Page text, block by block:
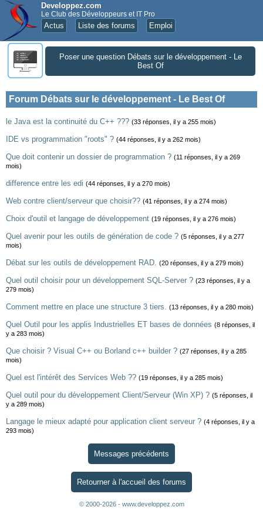
Developpez.com
Le Club des Développeurs et IT Pro
Actus Liste des forums Emploi
Poser une question Débats sur le développement - Le
Best Of
Forum Débats sur le développement - Le Best Of
le Java est la continuité du C++ ??? (33 réponses, il y a 255 mois)
IDE vs programmation "roots" ? (44 réponses, il y a 262 mois)
Que doit contenir un dossier de programmation ? (11 réponses, il y a 269
mois)
difference entre les edi (44 réponses, il y a 270 mois)
Web contre client/serveur que choisir?? (41 réponses, il y a 274 mois)
Choix d'outil et langage de développement (19 réponses, il y a 276 mois)
Quel avenir pour les outils de génération de code ? (5 réponses, il y a 277
mois)
Débat sur les outils de développement RAD. (20 réponses, il y a 279 mois)
Quel outil choisir pour un développement SQL-Server ? (23 réponses, il y a
279 mois)
Comment mettre en place une structure 3 tiers. (13 réponses, il y a 280 mois)
Quel Outil pour les applis Industrielles ET bases de données (8 réponses, il
y a 283 mois)
Que choisir ? Visual C++ ou Borland c++ builder ? (27 réponses, il y a 285
mois)
Quel est l'intérêt des Services Web ?? (19 réponses, il y a 285 mois)
Quel outil pour du développement Client/Serveur (Win XP) ? (5 réponses, il
y a 289 mois)
Langage le mieux adapté pour application client serveur ? (4 réponses, il y a
293 mois)
Messages précédents
Retourner à l'accueil des forums
© 2000-2026 - www.developpez.com